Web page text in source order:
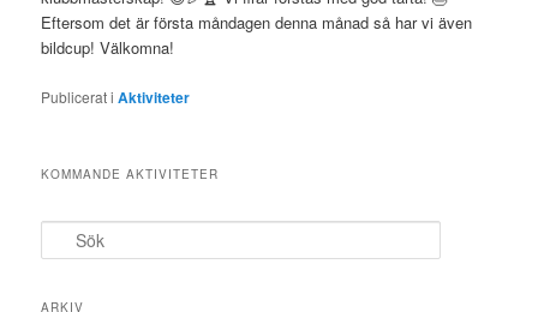
Eftersom det är första måndagen denna månad så har vi även
bildcup! Välkomna!
Publicerat i Aktiviteter
KOMMANDE AKTIVITETER
ö
ARKIV